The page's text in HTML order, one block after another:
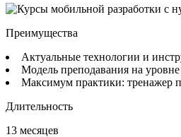
Преимущества
Актуальные технологии и
Модель преподавания на
Максимум практики: тренажер
Длительность
13 месяцев